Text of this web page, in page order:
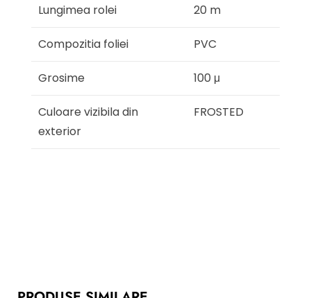
Lungimea rolei 20 m
Compozitia foliei PVC
Grosime 100 μ
Culoare vizibila din
exterior
FROSTED